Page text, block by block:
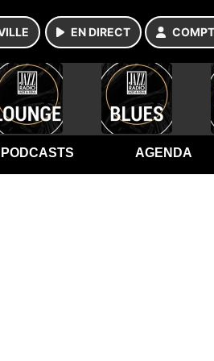
EN DIRECT
PODCASTS AGENDA